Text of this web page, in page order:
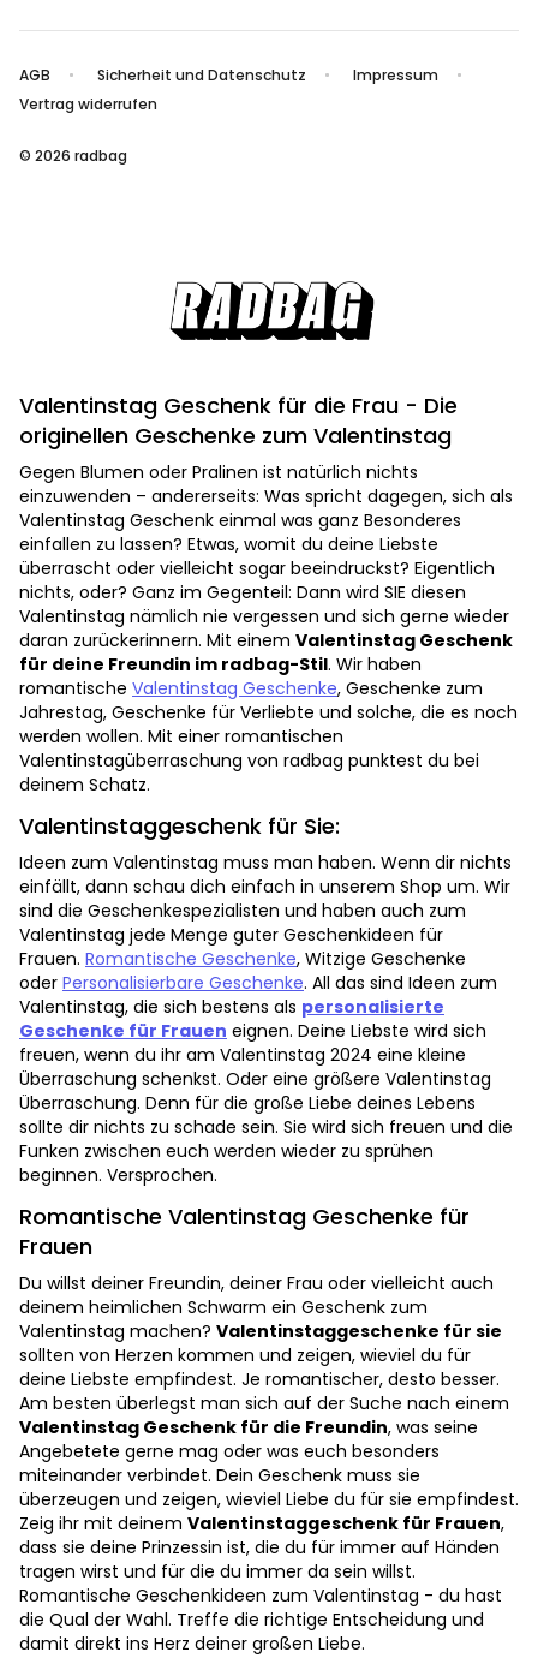
AGB Sicherheit und Datenschutz
Impressum
Vertrag widerrufen
© 2026 radbag
Valentinstag Geschenk für die Frau - Die
originellen Geschenke zum Valentinstag
Gegen Blumen oder Pralinen ist natürlich nichts
einzuwenden – andererseits: Was spricht dagegen, sich als
Valentinstag Geschenk einmal was ganz Besonderes
einfallen zu lassen? Etwas, womit du deine Liebste
überrascht oder vielleicht sogar beeindruckst? Eigentlich
nichts, oder? Ganz im Gegenteil: Dann wird SIE diesen
Valentinstag nämlich nie vergessen und sich gerne wieder
daran zurückerinnern. Mit einem Valentinstag Geschenk
für deine Freundin im radbag-Stil. Wir haben
romantische Valentinstag Geschenke, Geschenke zum
Jahrestag, Geschenke für Verliebte und solche, die es noch
werden wollen. Mit einer romantischen
Valentinstagüberraschung von radbag punktest du bei
deinem Schatz.
Valentinstaggeschenk für Sie:
Ideen zum Valentinstag muss man haben. Wenn dir nichts
einfällt, dann schau dich einfach in unserem Shop um. Wir
sind die Geschenkespezialisten und haben auch zum
Valentinstag jede Menge guter Geschenkideen für
Frauen. Romantische Geschenke, Witzige Geschenke
oder Personalisierbare Geschenke. All das sind Ideen zum
Valentinstag, die sich bestens als personalisierte
Geschenke für Frauen eignen. Deine Liebste wird sich
freuen, wenn du ihr am Valentinstag 2024 eine kleine
Überraschung schenkst. Oder eine größere Valentinstag
Überraschung. Denn für die große Liebe deines Lebens
sollte dir nichts zu schade sein. Sie wird sich freuen und die
Funken zwischen euch werden wieder zu sprühen
beginnen. Versprochen.
Romantische Valentinstag Geschenke für
Frauen
Du willst deiner Freundin, deiner Frau oder vielleicht auch
deinem heimlichen Schwarm ein Geschenk zum
Valentinstag machen? Valentinstaggeschenke für sie
sollten von Herzen kommen und zeigen, wieviel du für
deine Liebste empfindest. Je romantischer, desto besser.
Am besten überlegst man sich auf der Suche nach einem
Valentinstag Geschenk für die Freundin, was seine
Angebetete gerne mag oder was euch besonders
miteinander verbindet. Dein Geschenk muss sie
überzeugen und zeigen, wieviel Liebe du für sie empfindest.
Zeig ihr mit deinem Valentinstaggeschenk für Frauen,
dass sie deine Prinzessin ist, die du für immer auf Händen
tragen wirst und für die du immer da sein willst.
Romantische Geschenkideen zum Valentinstag - du hast
die Qual der Wahl. Treffe die richtige Entscheidung und
damit direkt ins Herz deiner großen Liebe.